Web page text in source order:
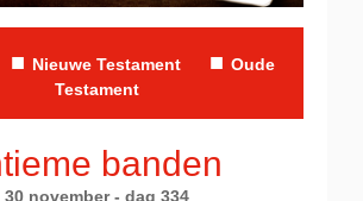
■ Nieuwe Testament ■ Oude
Testament
banden
30 november - dag 334